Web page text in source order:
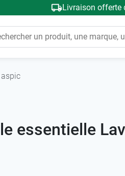
Livraison offerte
aspic
essentielle